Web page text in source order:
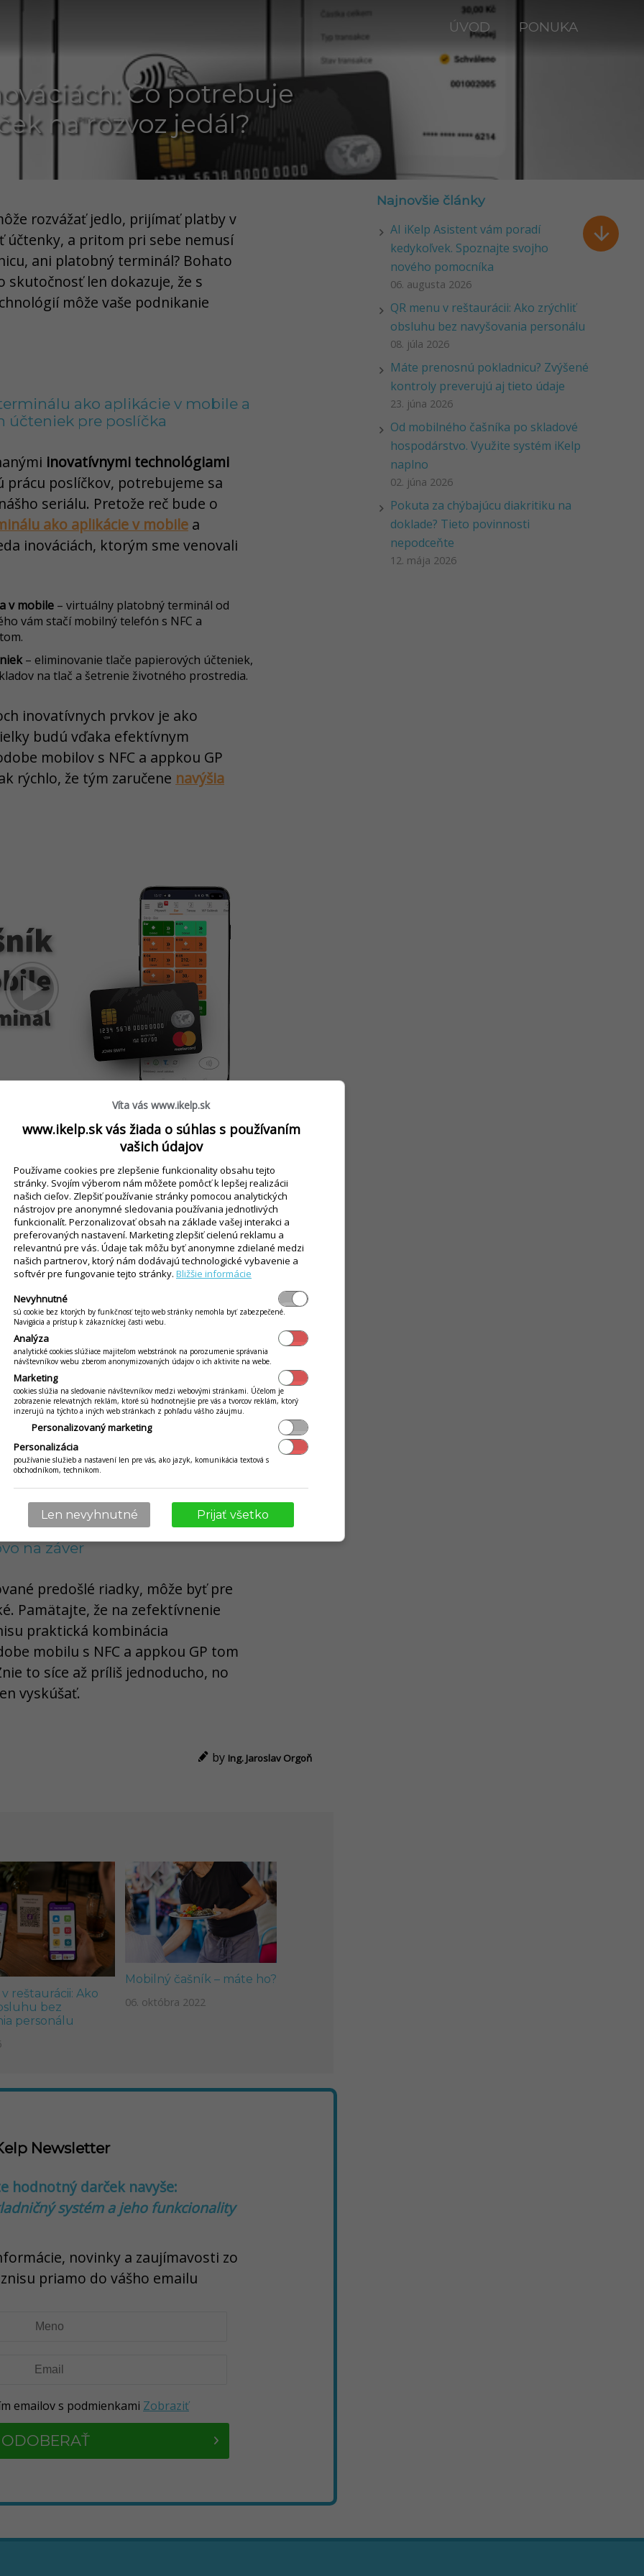
ÚVOD PONUKA

Čo potrebuje
na rozvoz jedál?
rozvážať jedlo, prijímať platby v
a pritom pri sebe nemusí
ani platobný terminál? Bohato
skutočnosť len dokazuje, že s
môže vaše podnikanie
ako aplikácie v mobile a
účteniek pre poslíčka
inovatívnymi technológiami
poslíčkov, potrebujeme sa
seriálu. Pretože reč bude o
ako aplikácie v mobile a
inováciách, ktorým sme venovali
v mobile – virtuálny platobný terminál od
vám stačí mobilný telefón s NFC a
– eliminovanie tlače papierových účteniek,
na tlač a šetrenie životného prostredia.
inovatívnych prvkov je ako
budú vďaka efektívnym
mobilov s NFC a appkou GP
rýchlo, že tým zaručene navýšia
ošetriť v praxi?
tak, že vášposlíček na rozvoz
sebou len svojmobilný telefóns
iný platobný terminál, žiadnu
dokáže vybaviť zákazníka,
rýchlo a jednoducho. No a
že mu jedným ťuknutím
účtenku priamo na mail.
konateľ spoločnosti Abiset, Ing.
peniaze. Na to ale potrebujete od
účtenkou a jeho e-mail. Online
nástroj, ako to dosiahnuť. E-mail
vám dá zákazník povinnou
na záver
predošlé riadky, môže byť pre
Pamätajte, že na zefektívnenie
praktická kombinácia
mobilu s NFC a appkou GP tom
to síce až príliš jednoducho, no
vyskúšať.
by Ing. Jaroslav Orgoň
reštaurácii: Ako
bez
personálu
Mobilný čašník – máte ho?
06. októbra 2022
Najnovšie články
AI iKelp Asistent vám poradí
kedykoľvek. Spoznajte svojho
nového pomocníka
06. augusta 2026
QR menu v reštaurácii: Ako zrýchliť
obsluhu bez navyšovania personálu
08. júla 2026
Máte prenosnú pokladnicu? Zvýšené
kontroly preverujú aj tieto údaje
23. júna 2026
Od mobilného čašníka po skladové
hospodárstvo. Využite systém iKelp
naplno
02. júna 2026
Pokuta za chýbajúcu diakritiku na
doklade? Tieto povinnosti
nepodceňte
12. mája 2026
Newsletter
hodnotný darček navyše:
systém a jeho funkcionality
novinky a zaujímavosti zo
priamo do vášho emailu
emailov s podmienkami Zobraziť
ODOBERAŤ
Víta vás www.ikelp.sk
www.ikelp.sk vás žiada o súhlas s používaním
vašich údajov
Používame cookies pre zlepšenie funkcionality obsahu tejto
stránky. Svojím výberom nám môžete pomôcť k lepšej realizácii
našich cieľov. Zlepšiť používanie stránky pomocou analytických
nástrojov pre anonymné sledovania používania jednotlivých
funkcionalít. Perzonalizovať obsah na základe vašej interakci a
preferovaných nastavení. Marketing zlepšiť cielenú reklamu a
relevantnú pre vás. Údaje tak môžu byť anonymne zdielané medzi
našich partnerov, ktorý nám dodávajú technologické vybavenie a
softvér pre fungovanie tejto stránky. Bližšie informácie
Nevyhnutné
sú cookie bez ktorých by funkčnosť tejto web stránky nemohla byť zabezpečené.
Navigácia a prístup k zákazníckej časti webu.
Analýza
analytické cookies slúžiace majiteľom webstránok na porozumenie správania
návštevníkov webu zberom anonymizovaných údajov o ich aktivite na webe.
Marketing
cookies slúžia na sledovanie návštevníkov medzi webovými stránkami. Účelom je
zobrazenie relevatných reklám, ktoré sú hodnotnejšie pre vás a tvorcov reklám, ktorý
inzerujú na týchto a iných web stránkach z pohľadu vášho záujmu.
Personalizovaný marketing
Personalizácia
používanie služieb a nastavení len pre vás, ako jazyk, komunikácia textová s
obchodníkom, technikom.
Len nevyhnutné Prijať všetko